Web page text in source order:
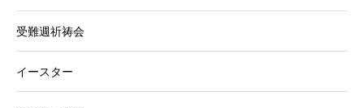
受難週祈祷会
イースター